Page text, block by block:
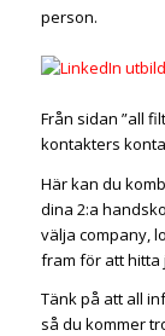
person.
Från sidan ”all
kontakters
Här kan du
dina 2:a
välja company,
fram för att hitta
Tänk på att all
så du kommer